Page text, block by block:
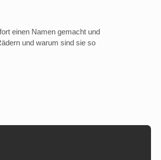
einen Namen gemacht und
und warum sind sie so